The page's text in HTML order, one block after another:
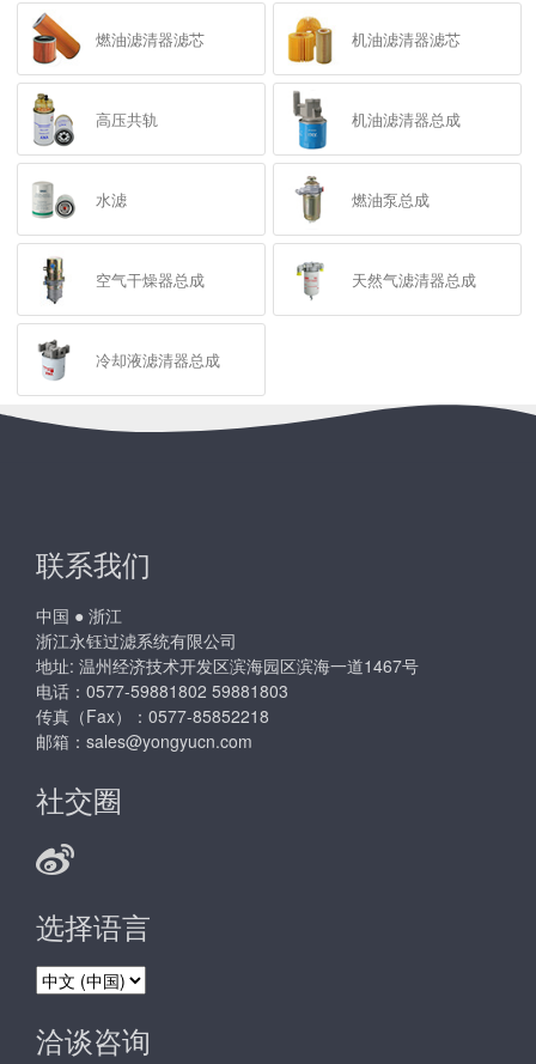
燃油滤清器滤芯 机油滤清器滤芯
高压共轨 机油滤清器总成
水滤 燃油泵总成
空气干燥器总成 天然气滤清器总成
冷却液滤清器总成
联系我们
中国 ● 浙江
浙江永钰过滤系统有限公司
地址: 温州经济技术开发区滨海园区滨海一道1467号
电话：0577-59881802 59881803
传真（Fax）：0577-85852218
邮箱： sales@yongyucn.com
社交圈
选择语言
选
语
言
洽谈咨询